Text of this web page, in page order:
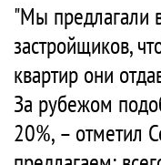
"Мы предлагали
застройщиков,
квартир они
За рубежом
20%, – отметил